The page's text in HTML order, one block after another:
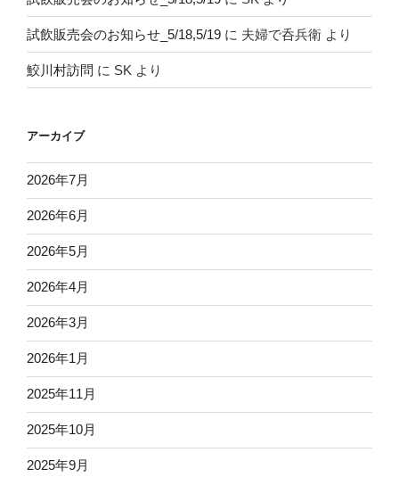
試飲販売会のお知らせ_5/18,5/19 に 夫婦で呑兵衛 より
鮫川村訪問 に SK より
アーカイブ
2026年7月
2026年6月
2026年5月
2026年4月
2026年3月
2026年1月
2025年11月
2025年10月
2025年9月